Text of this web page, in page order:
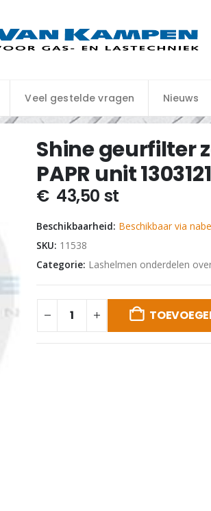
Veel gestelde vragen Nieuws
Shine geurfilter
PAPR unit 1303121
€ 43,50 st
Beschikbaarheid: Beschikbaar via
SKU: 11538
Categorie: Lashelmen onderdelen